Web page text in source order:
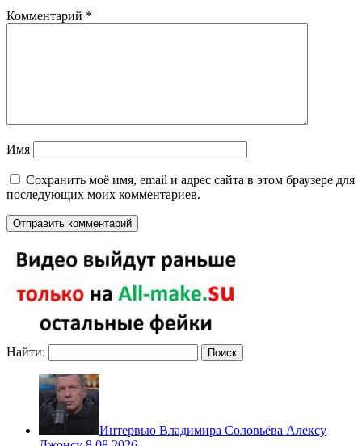
Комментарий *
Имя
Сохранить моё имя, email и адрес сайта в этом браузере для
последующих моих комментариев.
Найти:
Интервью Владимира Соловьёва Алексу